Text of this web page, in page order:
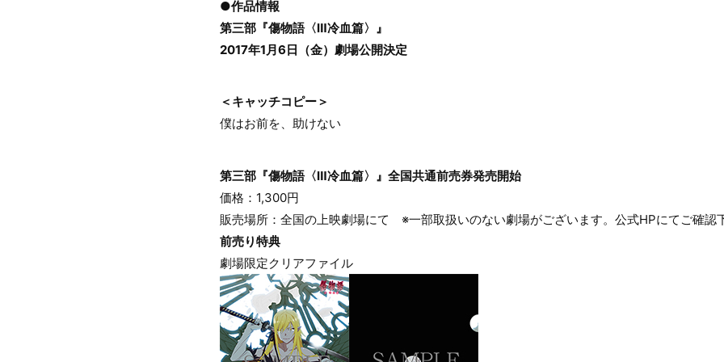
●作品情報
第三部『傷物語〈Ⅲ冷血篇〉』
2017年1月6日（金）劇場公開決定
＜キャッチコピー＞
僕はお前を、助けない
第三部『傷物語〈Ⅲ冷血篇〉』全国共通前売券発売開始
価格：1,300円
販売場所：全国の上映劇場にて ※一部取扱いのない劇場がございます。公式HPにてご確認
前売り特典
劇場限定クリアファイル